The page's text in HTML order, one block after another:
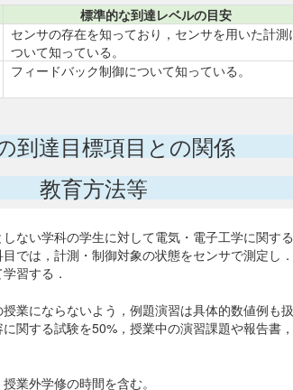
標準的な到達レベルの目安
センサの存在を知っており，センサを用いた計測
ついて知っている。
フィードバック制御について知っている。
到達目標項目との関係
教育方法等
ない学科の学生に対して電気・電子工学に関す
では，計測・制御対象の状態をセンサで測定し
習する．
業にならないよう，例題演習は具体的数値例も
関する試験を50%，授業中の演習課題や報告書
業外学修の時間を含む。